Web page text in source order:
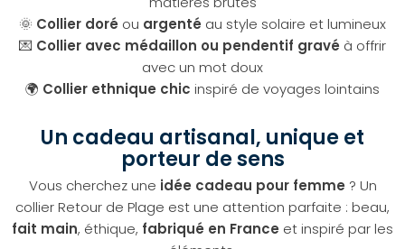
🌞 Collier doré ou argenté au style solaire et lumineux
💌 Collier avec médaillon ou pendentif gravé à offrir
avec un mot doux
🌍 Collier ethnique chic inspiré de voyages lointains
Un cadeau artisanal, unique et
porteur de sens
Vous cherchez une idée cadeau pour femme ? Un
collier Retour de Plage est une attention parfaite : beau,
fait main, éthique, fabriqué en France et inspiré par les